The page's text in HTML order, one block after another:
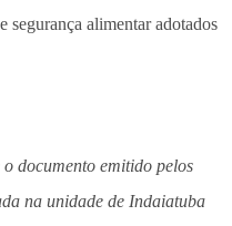
segurança alimentar adotados
documento emitido pelos
na unidade de Indaiatuba